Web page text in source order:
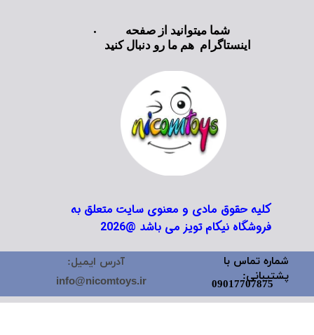
کلیه حقوق مادی و معنوی سایت متعلق به
فروشگاه نیکام تویز می باشد @2026
شما میتوانید از صفحه
اینستاگرام هم ما رو دنبال کنید
شماره تماس با
پشتیبانی:
09017707875
آدرس ایمیل:
info@nicomtoys.ir